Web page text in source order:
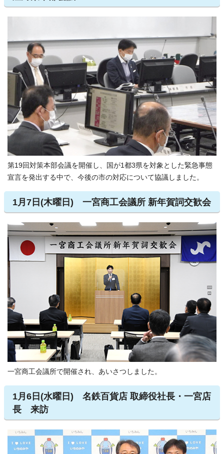
第19回対策本部会議を開催し、国が1都3県を対象とした緊急事態
宣言を発出する中で、今後の市の対応について協議しました。
1月7日(木曜日) 一宮商工会議所 新年賀詞交歓会
一宮商工会議所で開催され、あいさつしました。
1月6日(水曜日) 名鉄百貨店 取締役社長・一宮店
長 来訪